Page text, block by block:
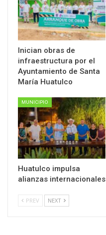
Inician obras de
infraestructura por el
Ayuntamiento de Santa
María Huatulco
MUNICIPIO
Huatulco impulsa
alianzas internacionales
PREV NEXT